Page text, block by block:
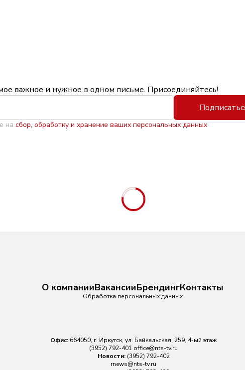
важное и нужное в одном письме. Присоединяйтесь!
на сбор, обработку и хранение ваших персональных данных
О компанииВакансииБрендингКонтакты
Обработка персональных данных
Офис: 664050, г. Иркутск, ул. Байкальская, 259, 4-ый этаж
(3952) 792-401 office@nts-tv.ru
Новости: (3952) 792-402
rnews@nts-tv.ru